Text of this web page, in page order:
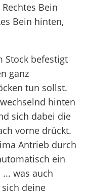
Bein
Bein hinten,
Stock befestigt
ganz
tun sollst.
hinten
sich dabei die
vorne drückt.
Antrieb durch
ein
was auch
deine